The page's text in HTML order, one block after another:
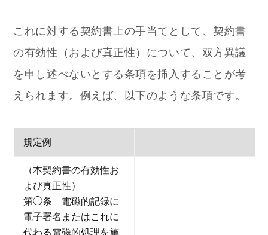
これに対する契約書上の手当てとして、契約書
の有効性（および真正性）について、双方異議
を申し述べないとする条項を挿入することが考
えられます。例えば、以下のような条項です。
規定例
（本契約書の有効性お
よび真正性）
第◯条 電磁的記録に
電子署名またはこれに
代わる電磁的処理を施